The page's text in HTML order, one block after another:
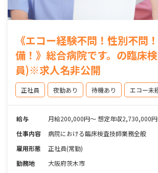
《エコー経験不問！性別不問
備！》総合病院です。の臨床
員)※求人名非公開
正社員 夜勤あり 待機あり エコー未
給与
月給200,000円〜 想定年収2,730,000
仕事内容
病院における臨床検査技師業務全般
雇用形態
正社員(常勤)
勤務地
大阪府茨木市